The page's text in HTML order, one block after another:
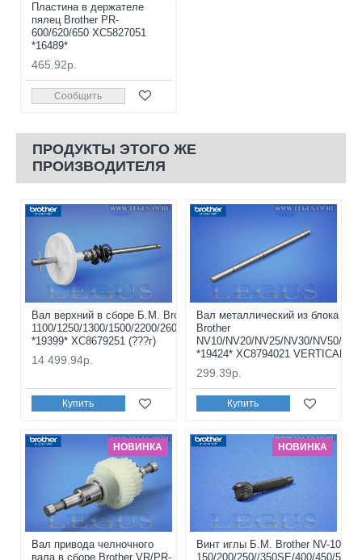
Пластина в держателе
пялец Brother PR-
600/620/650 XC5827051
*16489*
465.92р.
Сообщить
ПРОДУКТЫ ЭТОГО ЖЕ
ПРОИЗВОДИТЕЛЯ
Вал верхний в сборе Б.М. Brother NV-
1100/1250/1300/1500/2200/2600/4000/5000
*19399* XC8679251 (???г)
14 499.94р.
Купить
Вал металлический из блока
Brother
NV10/NV20/NV25/NV30/NV50/
*19424* XC8794021 VERTICAL
299.39р.
Купить
НОВИНКА
Вал привода челночного
вала в сборе Brother VR/PR-
НОВИНКА
Винт иглы Б.М. Brother NV-10/
150/200/250//350SE/400/450/500/